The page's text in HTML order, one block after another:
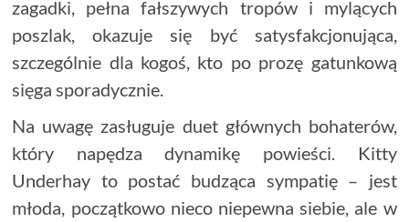
zagadki, pełna fałszywych tropów i mylących
poszlak, okazuje się być satysfakcjonująca,
szczególnie dla kogoś, kto po prozę gatunkową
sięga sporadycznie.
Na uwagę zasługuje duet głównych bohaterów,
który napędza dynamikę powieści. Kitty
Underhay to postać budząca sympatię – jest
młoda, początkowo nieco niepewna siebie, ale w